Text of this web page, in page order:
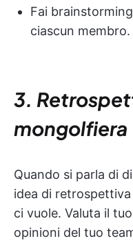
Fai
ciascun membro.
3.
mongolfiera
Quando si parla di
idea di
ci vuole. Valuta il
opinioni del tuo